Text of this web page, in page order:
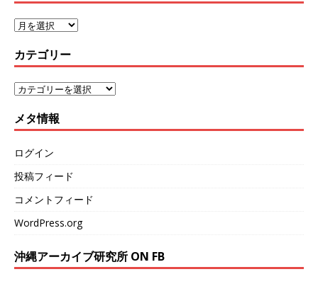
カテゴリー
メタ情報
ログイン
投稿フィード
コメントフィード
WordPress.org
沖縄アーカイブ研究所 ON FB